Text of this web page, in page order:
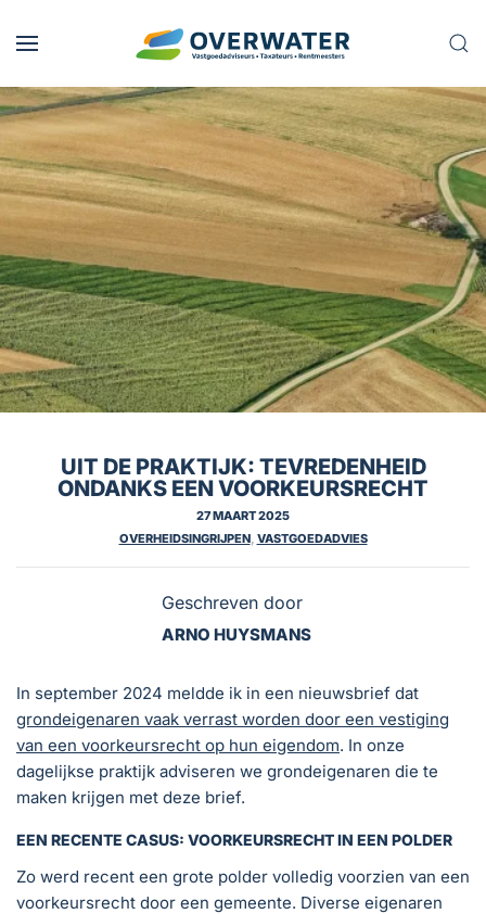
Skip to main content
UIT DE PRAKTIJK: TEVREDENHEID
ONDANKS EEN VOORKEURSRECHT
27 MAART 2025
OVERHEIDSINGRIJPEN, VASTGOEDADVIES
Geschreven door
ARNO HUYSMANS
In september 2024 meldde ik in een nieuwsbrief dat
grondeigenaren vaak verrast worden door een vestiging
van een voorkeursrecht op hun eigendom. In onze
dagelijkse praktijk adviseren we grondeigenaren die te
maken krijgen met deze brief.
EEN RECENTE CASUS: VOORKEURSRECHT IN EEN POLDER
Zo werd recent een grote polder volledig voorzien van een
voorkeursrecht door een gemeente. Diverse eigenaren